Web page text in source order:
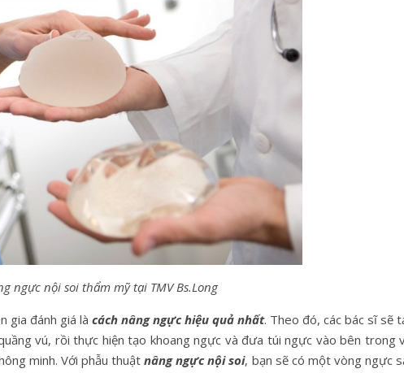
ngực nội soi thẩm mỹ tại TMV Bs.Long
gia đánh giá là cách nâng ngực hiệu quả nhất. Theo đó, các bác sĩ sẽ
vú, rồi thực hiện tạo khoang ngực và đưa túi ngực vào bên trong
minh. Với phẫu thuậtnâng ngực nội soi, bạn sẽ có một vòng ngực